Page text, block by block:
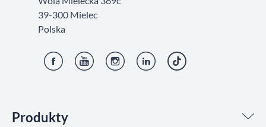
Produkty
39-300 Mielec
Polska